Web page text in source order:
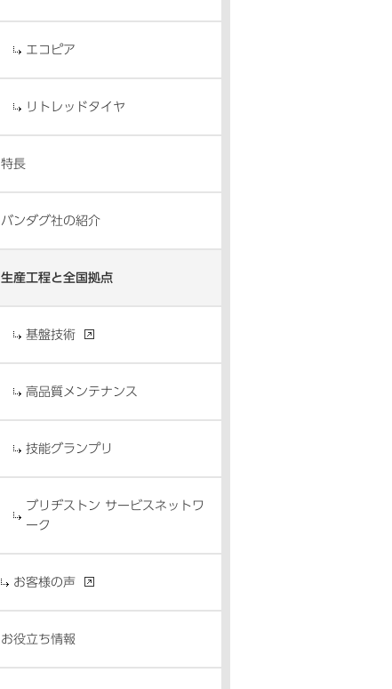
エコピア
リトレッドタイヤ
特長
バンダグ社の紹介
生産工程と全国拠点
基盤技術
高品質メンテナンス
技能グランプリ
ブリヂストン サービスネットワ
ーク
お客様の声
お役立ち情報